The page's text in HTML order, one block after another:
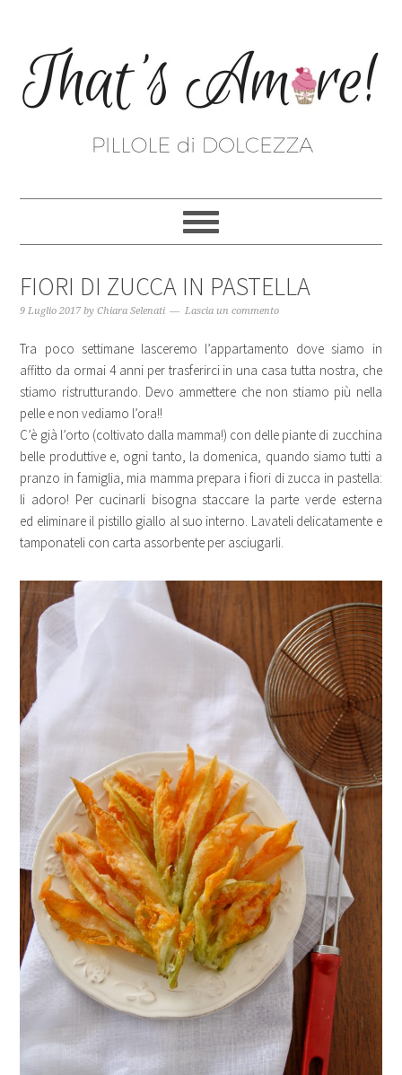
FIORI DI ZUCCA IN PASTELLA
9 Luglio 2017 byChiara Selenati Lascia un commento
Tra poco settimane lasceremo l’appartamento dove siamo in
affitto da ormai 4 anni per trasferirci in una casa tutta nostra, che
stiamo ristrutturando. Devo ammettere che non stiamo più nella
pelle e non vediamo l’ora!!
C’è già l’orto (coltivato dalla mamma!) con delle piante di zucchina
belle produttive e, ogni tanto, la domenica, quando siamo tutti a
pranzo in famiglia, mia mamma prepara i fiori di zucca in pastella:
li adoro! Per cucinarli bisogna staccare la parte verde esterna
ed eliminare il pistillo giallo al suo interno. Lavateli delicatamente e
tamponateli con carta assorbente per asciugarli.